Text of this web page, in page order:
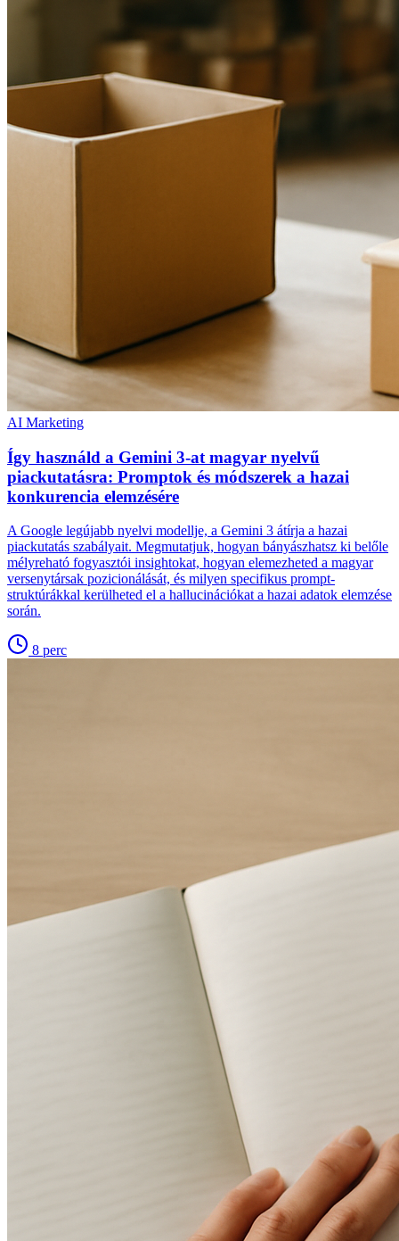
AI Marketing
Így használd a Gemini 3-at magyar nyelvű
piackutatásra: Promptok és módszerek a hazai
konkurencia elemzésére
A Google legújabb nyelvi modellje, a Gemini 3 átírja a hazai
piackutatás szabályait. Megmutatjuk, hogyan bányászhatsz ki belőle
mélyreható fogyasztói insightokat, hogyan elemezheted a magyar
versenytársak pozicionálását, és milyen specifikus prompt-
struktúrákkal kerülheted el a hallucinációkat a hazai adatok elemzése
során.
8 perc